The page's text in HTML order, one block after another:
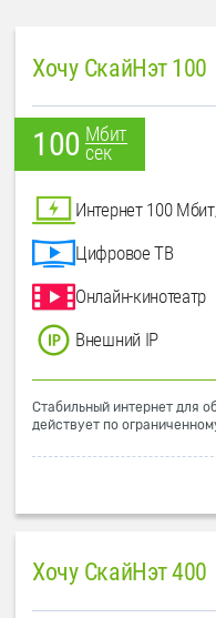
Хочу СкайНэт 100
100 Мбит
сек
Интернет 100
Цифровое ТВ
Онлайн-кинотеатр
Внешний IP
Стабильный интернет для
действует по
Хочу СкайНэт 400